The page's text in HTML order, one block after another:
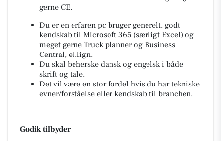
gerne CE.
Du er en erfaren pc bruger generelt, godt
kendskab til Microsoft 365 (særligt Excel) og
meget gerne Truck planner og Business
Central, el.lign.
Du skal beherske dansk og engelsk i både
skrift og tale.
Det vil være en stor fordel hvis du har tekniske
evner/forståelse eller kendskab til branchen.
Godik tilbyder